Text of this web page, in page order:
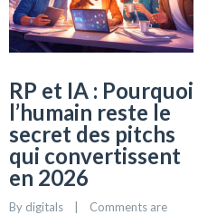
RP et IA : Pourquoi
l’humain reste le
secret des pitchs
qui convertissent
en 2026
By digitals
    |
Comments are